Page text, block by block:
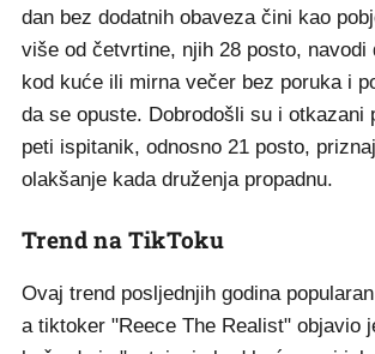
dan bez dodatnih obaveza čini kao
više od četvrtine, njih 28 posto, navodi
kod kuće ili mirna večer bez poruka i
da se opuste. Dobrodošli su i otkazani
peti ispitanik, odnosno 21 posto,
olakšanje kada druženja propadnu.
Trend na TikToku
Ovaj trend posljednjih godina
a tiktoker "Reece The Realist" objavio